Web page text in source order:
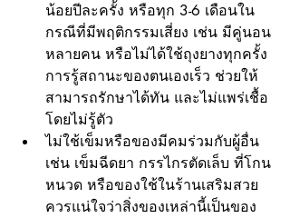
น้อยปีละครั้ง หรือทุก 3-6 เดือนใน
กรณีที่มีพฤติกรรมเสี่ยง เช่น มีคู่นอน
หลายคน หรือไม่ได้ใช้ถุงยางทุกครั้ง
การรู้สถานะของตนเองเร็ว ช่วยให้
สามารถรักษาได้ทัน และไม่แพร่เชื้อ
โดยไม่รู้ตัว
ไม่ใช้เข็มหรือของมีคมร่วมกับผู้อื่น
เช่น เข็มฉีดยา กรรไกรตัดเล็บ ที่โกน
หนวด หรือของใช้ในร้านเสริมสวย
ควรแน่ใจว่าสิ่งของเหล่านี้เป็นของ